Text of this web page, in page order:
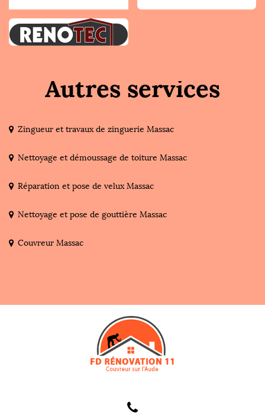
Autres services
Zingueur et travaux de zinguerie Massac
Nettoyage et démoussage de toiture Massac
Réparation et pose de velux Massac
Nettoyage et pose de gouttière Massac
Couvreur Massac